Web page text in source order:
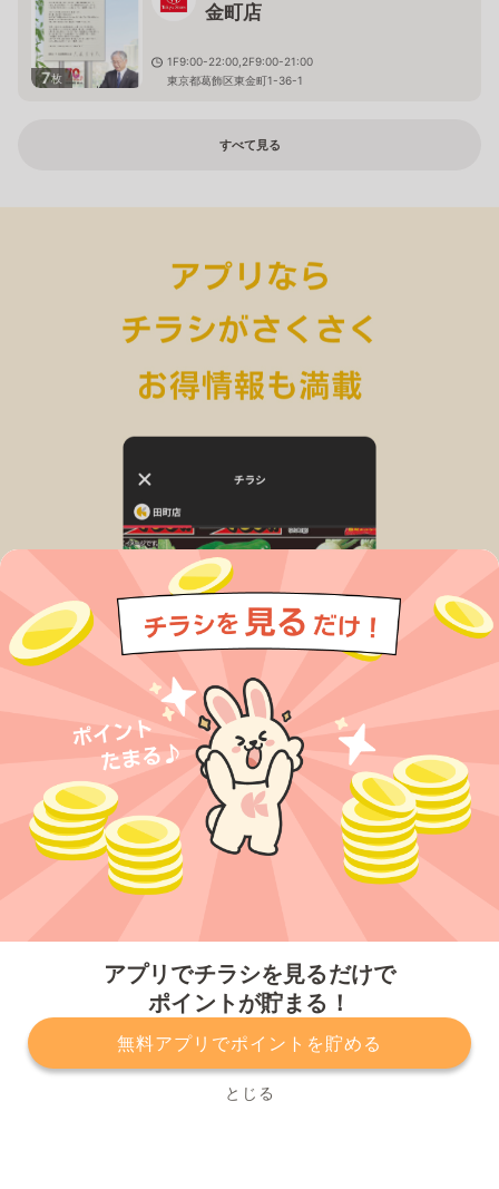
アプリでチラシを見るだけで
ポイントが貯まる！
無料アプリでポイントを貯める
とじる
7枚
金町店
1F9:00-22:00,2F9:00-21:00
東京都葛飾区東金町1-36-1
すべて見る
プライバシーポリシー 利用規約
運営会社
サービスに関してのお問い合わせ